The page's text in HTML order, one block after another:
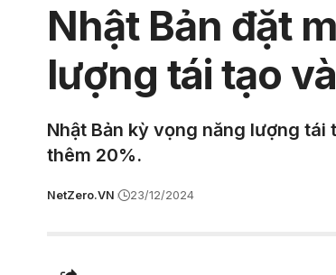
Nhật Bản đặt
lượng tái tạo
Nhật Bản kỳ vọng năng lượng
thêm 20%.
NetZero.VN 23/12/2024